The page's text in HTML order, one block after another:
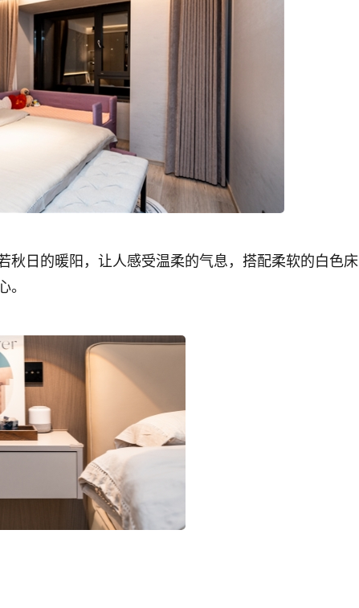
秋日的暖阳，让人感受温柔的气息，搭配柔软的白色床
。